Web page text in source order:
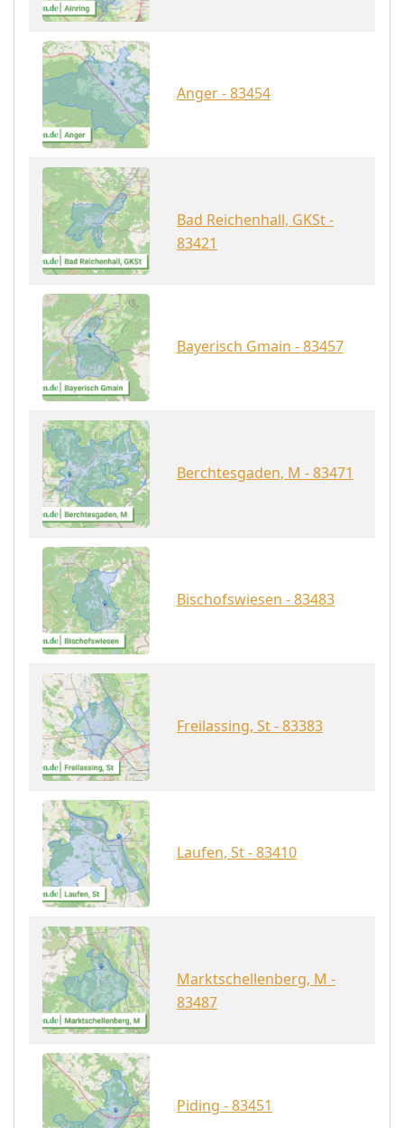
Anger - 83454
Bad Reichenhall, GKSt -
83421
Bayerisch Gmain - 83457
Berchtesgaden, M - 83471
Bischofswiesen - 83483
Freilassing, St - 83383
Laufen, St - 83410
Marktschellenberg, M -
83487
Piding - 83451